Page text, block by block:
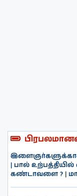
| பால் உற்பத்தியில்
கண்டாவளை ? | மா.